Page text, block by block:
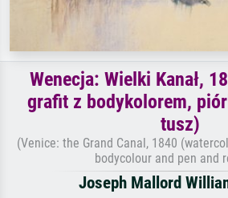
Wenecja: Wielki Kanał,
grafit z bodykolorem,
tusz)
(Venice: the Grand Canal, 1840
bodycolour and pen and
Joseph Mallord